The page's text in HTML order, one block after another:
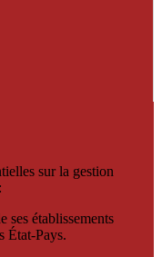
sur la gestion
ses établissements
État-Pays.